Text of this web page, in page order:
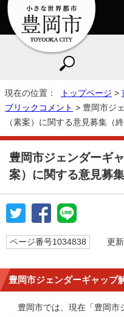
現在の位置： トップページ >
ブリックコメント > 豊岡市ジ
（素案）に関する意見募集（
豊岡市ジェンダーギ
案）に関する意見募
ページ番号1034838 更新
豊岡市ジェンダーギャップ
豊岡市では、現在「豊岡市